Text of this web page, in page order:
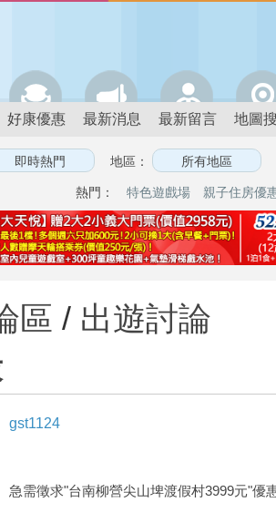
好康優惠 最新消息 最新留言 地圖
地區：
熱門： 特色遊戲場 親子住房優
區 / 出遊討論
gst1124
急需徵求"台南柳營尖山埤渡假村3999元"優